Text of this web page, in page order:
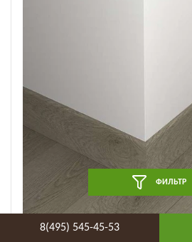
ФИЛЬТР
8(495) 545-45-53